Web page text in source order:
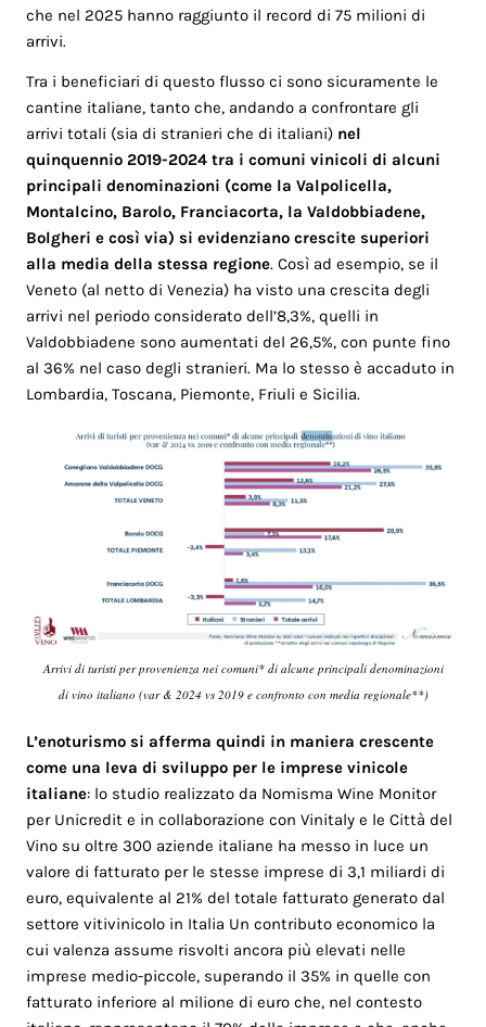
che nel 2025 hanno raggiunto il record di 75 milioni di
arrivi.
Tra i beneficiari di questo flusso ci sono sicuramente le
cantine italiane, tanto che, andando a confrontare gli
arrivi totali (sia di stranieri che di italiani) nel
quinquennio 2019-2024 tra i comuni vinicoli di alcuni
principali denominazioni (come la Valpolicella,
Montalcino, Barolo, Franciacorta, la Valdobbiadene,
Bolgheri e così via) si evidenziano crescite superiori
alla media della stessa regione. Così ad esempio, se il
Veneto (al netto di Venezia) ha visto una crescita degli
arrivi nel periodo considerato dell’8,3%, quelli in
Valdobbiadene sono aumentati del 26,5%, con punte fino
al 36% nel caso degli stranieri. Ma lo stesso è accaduto in
Lombardia, Toscana, Piemonte, Friuli e Sicilia.
Arrivi di turisti per provenienza nei comuni* di alcune principali denominazioni
di vino italiano (var & 2024 vs 2019 e confronto con media regionale**)
L’enoturismo si afferma quindi in maniera crescente
come una leva di sviluppo per le imprese vinicole
italiane: lo studio realizzato da Nomisma Wine Monitor
per Unicredit e in collaborazione con Vinitaly e le Città del
Vino su oltre 300 aziende italiane ha messo in luce un
valore di fatturato per le stesse imprese di 3,1 miliardi di
euro, equivalente al 21% del totale fatturato generato dal
settore vitivinicolo in Italia Un contributo economico la
cui valenza assume risvolti ancora più elevati nelle
imprese medio-piccole, superando il 35% in quelle con
fatturato inferiore al milione di euro che, nel contesto